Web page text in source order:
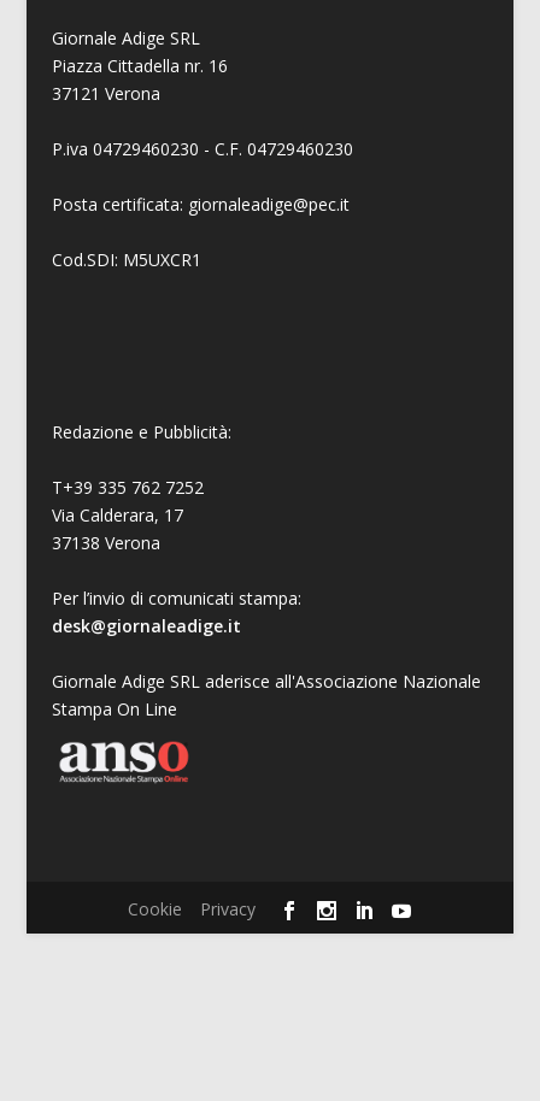
Giornale Adige SRL
Piazza Cittadella nr. 16
37121 Verona
P.iva 04729460230 - C.F. 04729460230
Posta certificata: giornaleadige@pec.it
Cod.SDI: M5UXCR1
Redazione e Pubblicità:
T+39 335 762 7252
Via Calderara, 17
37138 Verona
Per l’invio di comunicati stampa:
desk@giornaleadige.it
Giornale Adige SRL aderisce all'Associazione Nazionale
Stampa On Line
Cookie Privacy